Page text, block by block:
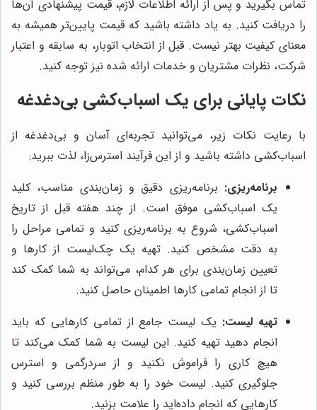
تماس بگیرید و پس از ارائه اطلاعات لازم، قیمت پیشنهادی آن‌ها
را دریافت کنید. به یاد داشته باشید که قیمت پایین‌تر همیشه به
معنای کیفیت بهتر نیست. قبل از انتخاب اتوبار، به سابقه و اعتبار
شرکت، نظرات مشتریان و خدمات ارائه شده نیز توجه کنید.
نکات پایانی برای یک اسباب‌کشی بی‌دغدغه
با رعایت نکات زیر، می‌توانید تجربه‌ای آسان و بی‌دغدغه از
اسباب‌کشی داشته باشید و از این فرآیند استرس‌زا، لذت ببرید:
برنامه‌ریزی: برنامه‌ریزی دقیق و زمان‌بندی مناسب، کلید
یک اسباب‌کشی موفق است. از چند هفته قبل از تاریخ
اسباب‌کشی، شروع به برنامه‌ریزی کنید و تمامی مراحل را
به دقت مشخص کنید. تهیه یک چک‌لیست از کارها و
تعیین زمان‌بندی برای هر کدام، می‌تواند به شما کمک کند
تا از انجام تمامی کارها اطمینان حاصل کنید.
تهیه لیست: یک لیست جامع از تمامی کارهایی که باید
انجام دهید تهیه کنید. این لیست به شما کمک می‌کند تا
هیچ کاری را فراموش نکنید و از سردرگمی و استرس
جلوگیری کنید. لیست خود را به طور منظم بررسی کنید و
کارهایی که انجام داده‌اید را علامت بزنید.